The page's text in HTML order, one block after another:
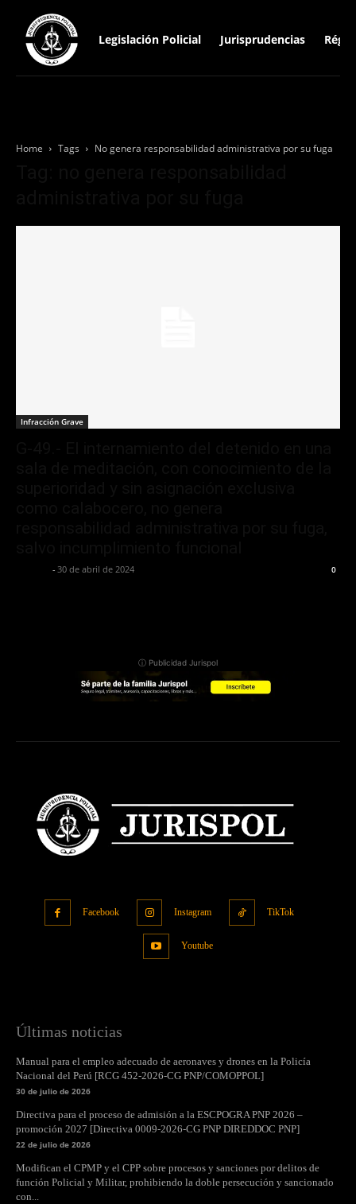
Legislación Policial Jurisprudencias
Home Tags No genera responsabilidad administrativa por su fuga
Infracción Grave
- 30 de abril de 2024 0
ⓘ Publicidad Jurispol
Facebook Instagram TikTok
Youtube
Últimas noticias
Manual para el empleo adecuado de aeronaves y drones en la Policía
Nacional del Perú [RCG 452-2026-CG PNP/COMOPPOL]
30 de julio de 2026
Directiva para el proceso de admisión a la ESCPOGRA PNP 2026 –
promoción 2027 [Directiva 0009-2026-CG PNP DIREDDOC PNP]
22 de julio de 2026
Modifican el CPMP y el CPP sobre procesos y sanciones por delitos de
función Policial y Militar, prohibiendo la doble persecución y sancionado
con...